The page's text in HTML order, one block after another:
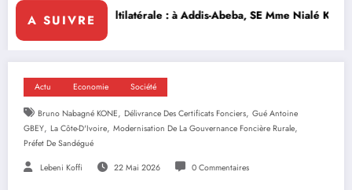
A SUIVRE
: à Addis-Abeba, SE Mme Nialé Kaba porte la voix de la
𝐉𝐎𝐉 𝐃𝐀𝐊𝐀𝐑
Actu Economie Société
Bruno Nabagné KONE, Délivrance Des Certificats Fonciers, Gué Antoine
GBEY, La Côte-D'Ivoire, Modernisation De La Gouvernance Foncière Rurale,
Préfet De Sandégué
Lebeni Koffi 22 Mai 2026 0 Commentaires